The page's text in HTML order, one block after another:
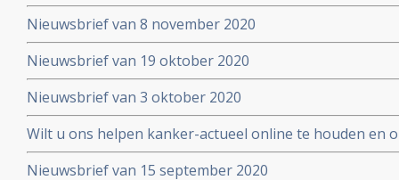
Nieuwsbrief van 8 november 2020
Nieuwsbrief van 19 oktober 2020
Nieuwsbrief van 3 oktober 2020
Wilt u ons helpen kanker-actueel online te houden en
extra donatie aub?
Nieuwsbrief van 15 september 2020